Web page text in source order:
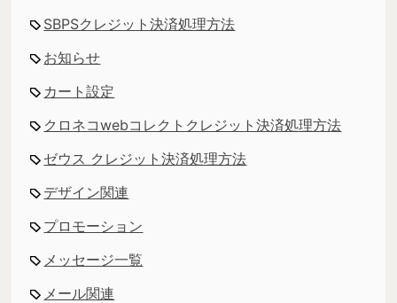
SBPSクレジット決済処理方法
お知らせ
カート設定
クロネコwebコレクトクレジット決済処理方法
ゼウス クレジット決済処理方法
デザイン関連
プロモーション
メッセージ一覧
メール関連